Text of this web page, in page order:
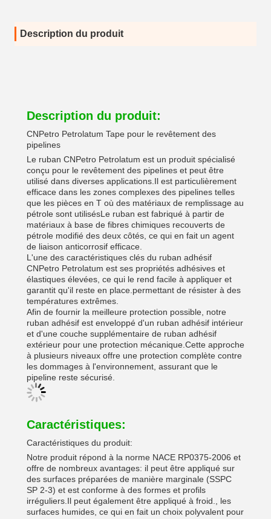
Description du produit
Description du produit:
CNPetro Petrolatum Tape pour le revêtement des
pipelines
Le ruban CNPetro Petrolatum est un produit spécialisé
conçu pour le revêtement des pipelines et peut être
utilisé dans diverses applications.Il est particulièrement
efficace dans les zones complexes des pipelines telles
que les pièces en T où des matériaux de remplissage au
pétrole sont utilisésLe ruban est fabriqué à partir de
matériaux à base de fibres chimiques recouverts de
pétrole modifié des deux côtés, ce qui en fait un agent
de liaison anticorrosif efficace.
L'une des caractéristiques clés du ruban adhésif
CNPetro Petrolatum est ses propriétés adhésives et
élastiques élevées, ce qui le rend facile à appliquer et
garantit qu'il reste en place.permettant de résister à des
températures extrêmes.
Afin de fournir la meilleure protection possible, notre
ruban adhésif est enveloppé d'un ruban adhésif intérieur
et d'une couche supplémentaire de ruban adhésif
extérieur pour une protection mécanique.Cette approche
à plusieurs niveaux offre une protection complète contre
les dommages à l'environnement, assurant que le
pipeline reste sécurisé.
Caractéristiques:
Caractéristiques du produit:
Notre produit répond à la norme NACE RP0375-2006 et
offre de nombreux avantages: il peut être appliqué sur
des surfaces préparées de manière marginale (SSPC
SP 2-3) et est conforme à des formes et profils
irréguliers.Il peut également être appliqué à froid., les
surfaces humides, ce qui en fait un choix polyvalent pour